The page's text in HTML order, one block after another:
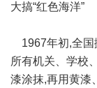
大搞“红色海洋”
1967年初,全国
所有机关、学校
漆涂抹,再用黄漆